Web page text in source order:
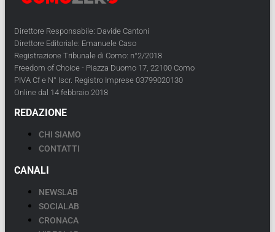
Direttore Responsabile: Davide Cantoni
Direttore Editoriale: Emanuele Caso
Registrazione Tribunale di Como: n°2/2018
Freedom of Choice - Piazza Duomo 17, 22100 Como
PIVA Cf e N° Iscr. Registro Imprese 03799020130
Online dal 14 febbraio 2018
REDAZIONE
CHI SIAMO
CONTATTI
CANALI
NEWSLAB
SOCIALAB
CRONACA